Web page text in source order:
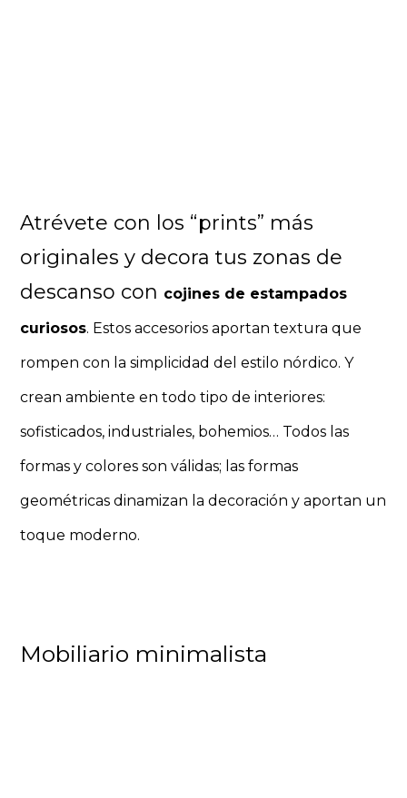
Atrévete con los “prints” más
originales y decora tus zonas de
descanso con cojines de estampados
curiosos. Estos accesorios aportan textura que
rompen con la simplicidad del estilo nórdico. Y
crean ambiente en todo tipo de interiores:
sofisticados, industriales, bohemios… Todos las
formas y colores son válidas; las formas
geométricas dinamizan la decoración y aportan un
toque moderno.
Mobiliario minimalista